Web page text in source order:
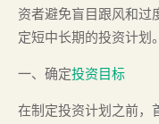
资者避免盲目跟风和过
定短中长期的投资计划。
一、确定投资目标
在制定投资计划之前，